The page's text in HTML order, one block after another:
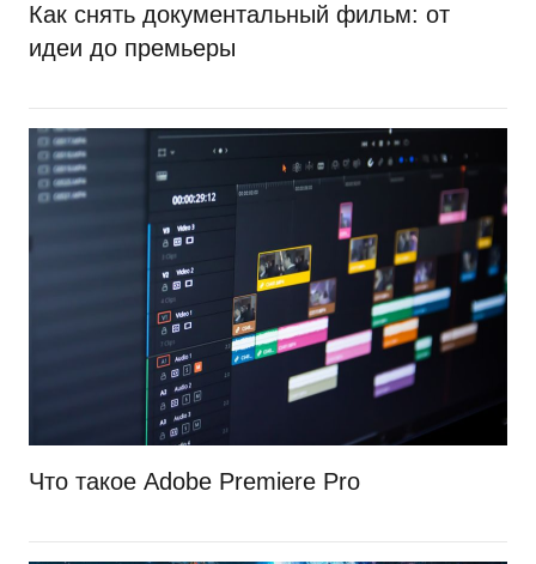
Как снять документальный фильм: от
идеи до премьеры
Что такое Adobe Premiere Pro